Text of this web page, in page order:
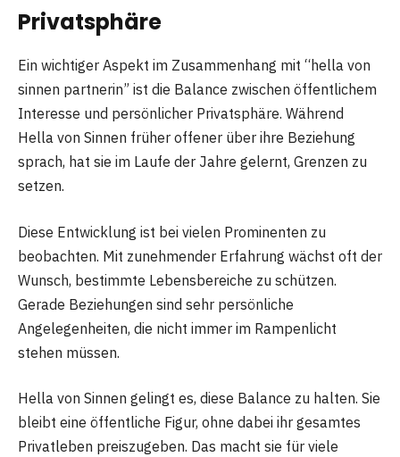
Privatsphäre
Ein wichtiger Aspekt im Zusammenhang mit “hella von
sinnen partnerin” ist die Balance zwischen öffentlichem
Interesse und persönlicher Privatsphäre. Während
Hella von Sinnen früher offener über ihre Beziehung
sprach, hat sie im Laufe der Jahre gelernt, Grenzen zu
setzen.
Diese Entwicklung ist bei vielen Prominenten zu
beobachten. Mit zunehmender Erfahrung wächst oft der
Wunsch, bestimmte Lebensbereiche zu schützen.
Gerade Beziehungen sind sehr persönliche
Angelegenheiten, die nicht immer im Rampenlicht
stehen müssen.
Hella von Sinnen gelingt es, diese Balance zu halten. Sie
bleibt eine öffentliche Figur, ohne dabei ihr gesamtes
Privatleben preiszugeben. Das macht sie für viele